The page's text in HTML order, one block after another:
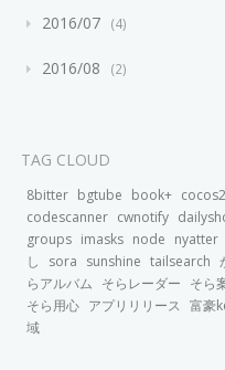
2016/07 4
2016/08 2
TAG CLOUD
8bitter bgtube book+
codescanner cwnotify
groups imasks node nyatter
し
sora sunshine tailsearch
らアルバム そらレーダー そら
そら用心 アプリリリース 富豪
域